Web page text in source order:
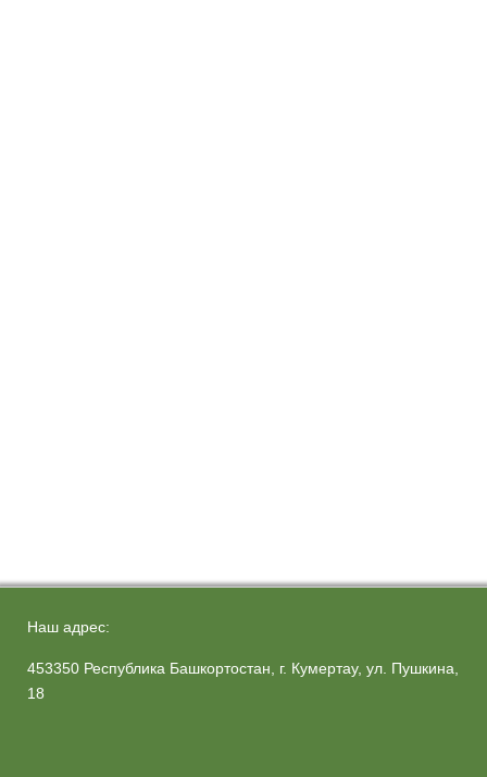
Наш адрес:
453350 Республика Башкортостан, г. Кумертау, ул. Пушкина,
18